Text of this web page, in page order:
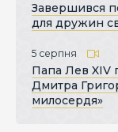
Завершився
для дружин
5 серпня
Папа Лев XIV
Дмитра
милосердя»